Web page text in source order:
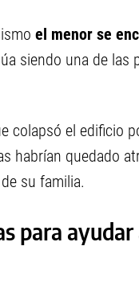
el menor se
siendo una de las
colapsó el edificio
habrían quedado
su familia.
para ayudar